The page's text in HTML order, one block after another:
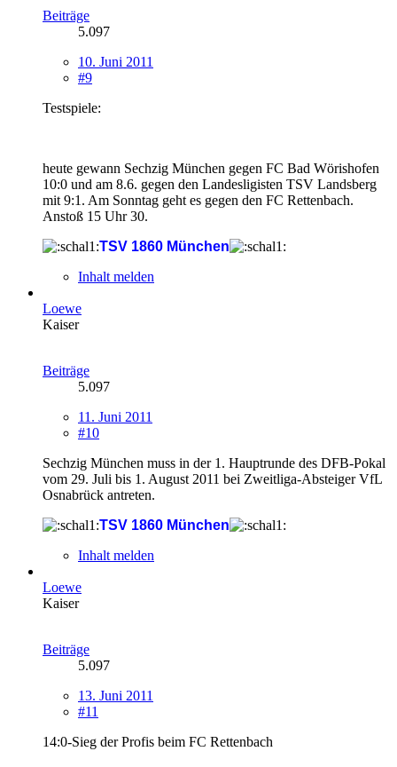
Beiträge
5.097
10. Juni 2011
#9
Testspiele:
heute gewann Sechzig München gegen FC Bad Wörishofen
10:0 und am 8.6. gegen den Landesligisten TSV Landsberg
mit 9:1. Am Sonntag geht es gegen den FC Rettenbach.
Anstoß 15 Uhr 30.
TSV 1860 München
Inhalt melden
Loewe
Kaiser
Beiträge
5.097
11. Juni 2011
#10
Sechzig München muss in der 1. Hauptrunde des DFB-Pokal
vom 29. Juli bis 1. August 2011 bei Zweitliga-Absteiger VfL
Osnabrück antreten.
TSV 1860 München
Inhalt melden
Loewe
Kaiser
Beiträge
5.097
13. Juni 2011
#11
14:0-Sieg der Profis beim FC Rettenbach